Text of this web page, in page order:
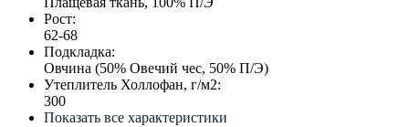
Рост:
62-68
Подкладка:
Овчина (50% Овечий чес, 50% П/Э)
Утеплитель Холлофан, г/м2:
300
Показать все характеристики